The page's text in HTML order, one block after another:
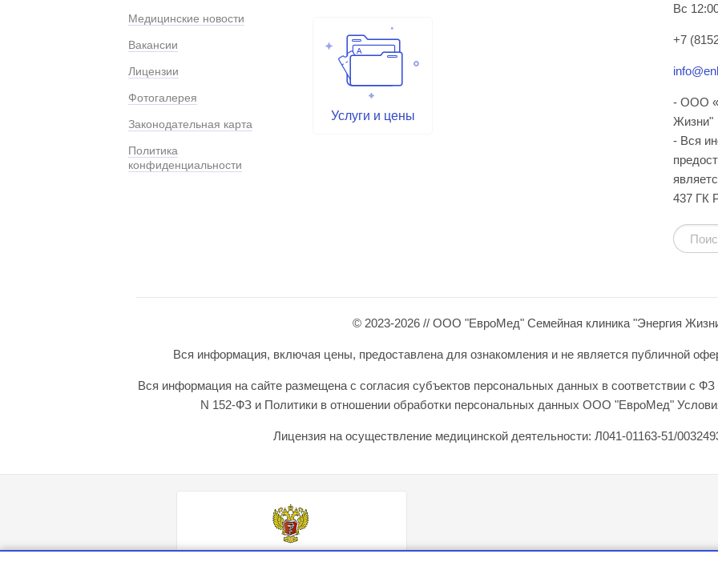
Медицинские новости
Вакансии
Лицензии
Фотогалерея
Законодательная карта
Политика
конфиденциальности
Услуги и цены
Вс
+7
- ООО
Жизни"
- Вся
437 ГК
© 2023-2026 // ООО "ЕвроМед" Семейная клиника "Энергия
Вся информация, включая цены, предоставлена для ознакомления и не является публичной
Вся информация на сайте размещена с согласия субъектов персональных данных в соответствии с
N 152-ФЗ и Политики в отношении обработки персональных данных ООО "ЕвроМед"
Лицензия на осуществление медицинской деятельности: Л041-01163-51/
Министерство здравохранения Российской